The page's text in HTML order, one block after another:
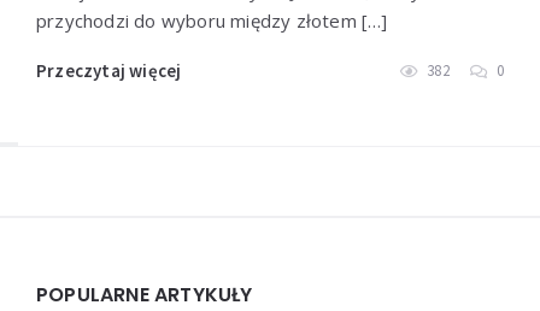
przychodzi do wyboru między złotem […]
Przeczytaj więcej 382 0
POPULARNE ARTYKUŁY